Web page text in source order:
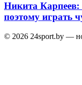
Никита
поэтому играть
© 2026 24sport.by —